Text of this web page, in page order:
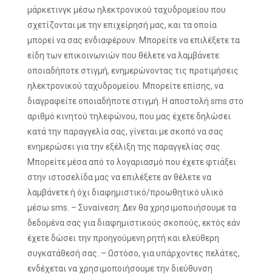
μάρκετινγκ μέσω ηλεκτρονικού ταχυδρομείου που
σχετίζονται με την επιχείρησή μας, και τα οποία
μπορεί να σας ενδιαφέρουν. Μπορείτε να επιλέξετε τα
είδη των επικοινωνιών που θέλετε να λαμβάνετε
οποιαδήποτε στιγμή, ενημερώνοντας τις προτιμήσεις
ηλεκτρονικού ταχυδρομείου. Μπορείτε επίσης, να
διαγραφείτε οποιαδήποτε στιγμή. Η αποστολή sms στο
αριθμό κινητού τηλεφώνου, που μας έχετε δηλώσει
κατά την παραγγελία σας, γίνεται με σκοπό να σας
ενημερώσει για την εξέλιξη της παραγγελίας σας.
Μπορείτε μέσα από το λογαριασμό που έχετε φτιάξει
στην ιστοσελίδα μας να επιλέξετε αν θέλετε να
λαμβάνετε ή όχι διαφημιστικό/προωθητικό υλικό
μέσω sms. – Συναίνεση: Δεν θα χρησιμοποιήσουμε τα
δεδομένα σας για διαφημιστικούς σκοπούς, εκτός εάν
έχετε δώσει την προηγούμενη ρητή και ελεύθερη
συγκατάθεσή σας. – Ωστόσο, για υπάρχοντες πελάτες,
ενδέχεται να χρησιμοποιήσουμε την διεύθυνση